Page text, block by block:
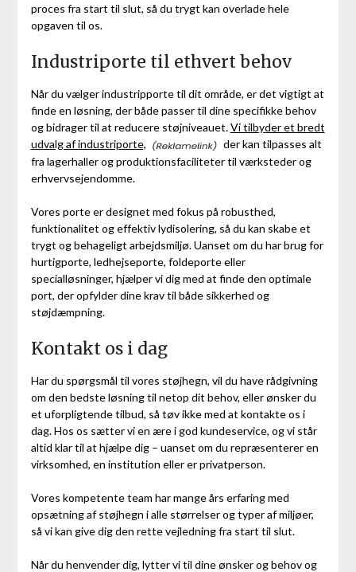
proces fra start til slut, så du trygt kan overlade hele
opgaven til os.
Industriporte til ethvert behov
Når du vælger industripporte til dit område, er det vigtigt at
finde en løsning, der både passer til dine specifikke behov
og bidrager til at reducere støjniveauet.Vi tilbyder et bredt
udvalg af industriporte,
der kan tilpasses alt
fra lagerhaller og produktionsfaciliteter til værksteder og
erhvervsejendomme.
Vores porte er designet med fokus på robusthed,
funktionalitet og effektiv lydisolering, så du kan skabe et
trygt og behageligt arbejdsmiljø. Uanset om du har brug for
hurtigporte, ledhejseporte, foldeporte eller
specialløsninger, hjælper vi dig med at finde den optimale
port, der opfylder dine krav til både sikkerhed og
støjdæmpning.
Kontakt os i dag
Har du spørgsmål til vores støjhegn, vil du have rådgivning
om den bedste løsning til netop dit behov, eller ønsker du
et uforpligtende tilbud, så tøv ikke med at kontakte os i
dag. Hos os sætter vi en ære i god kundeservice, og vi står
altid klar til at hjælpe dig – uanset om du repræsenterer en
virksomhed, en institution eller er privatperson.
Vores kompetente team har mange års erfaring med
opsætning af støjhegn i alle størrelser og typer af miljøer,
så vi kan give dig den rette vejledning fra start til slut.
Når du henvender dig, lytter vi til dine ønsker og behov og